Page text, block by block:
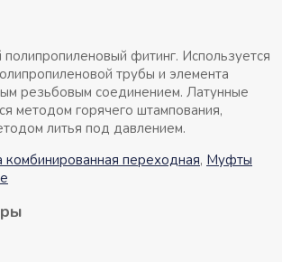
фитинг. Используется
трубы и элемента
резьбовым соединением. Латунные
методом горячего штампования,
литья под давлением.
переходная, Муфты